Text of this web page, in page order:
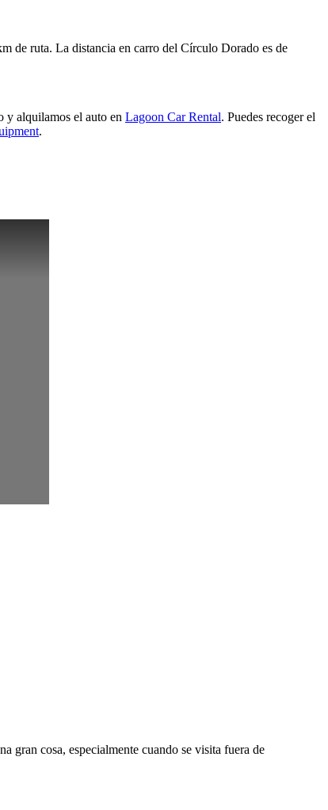
de ruta. La distancia en carro del Círculo Dorado es de
y alquilamos el auto en Lagoon Car Rental. Puedes recoger el
.
gran cosa, especialmente cuando se visita fuera de